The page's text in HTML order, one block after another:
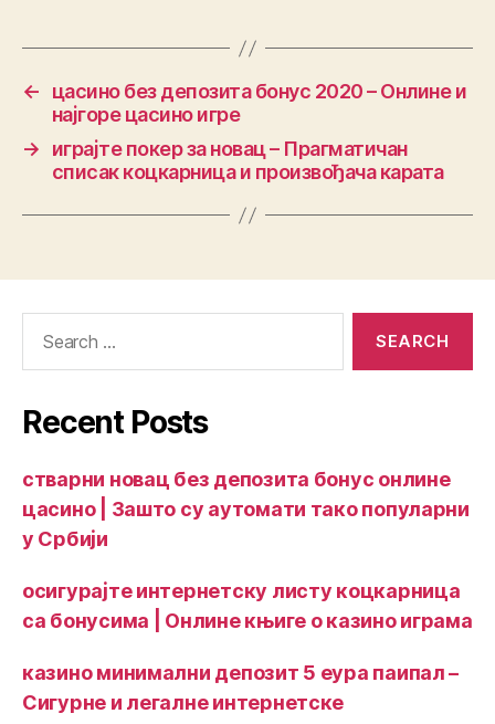
←
цасино без депозита бонус 2020 – Онлине и
најгоре цасино игре
→
играјте покер за новац – Прагматичан
списак коцкарница и произвођача карата
Recent Posts
стварни новац без депозита бонус онлине
цасино | Зашто су аутомати тако популарни
у Србији
осигурајте интернетску листу коцкарница
са бонусима | Онлине књиге о казино играма
казино минимални депозит 5 еура паипал –
Сигурне и легалне интернетске